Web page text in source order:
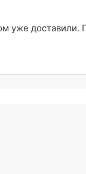
уже доставили.